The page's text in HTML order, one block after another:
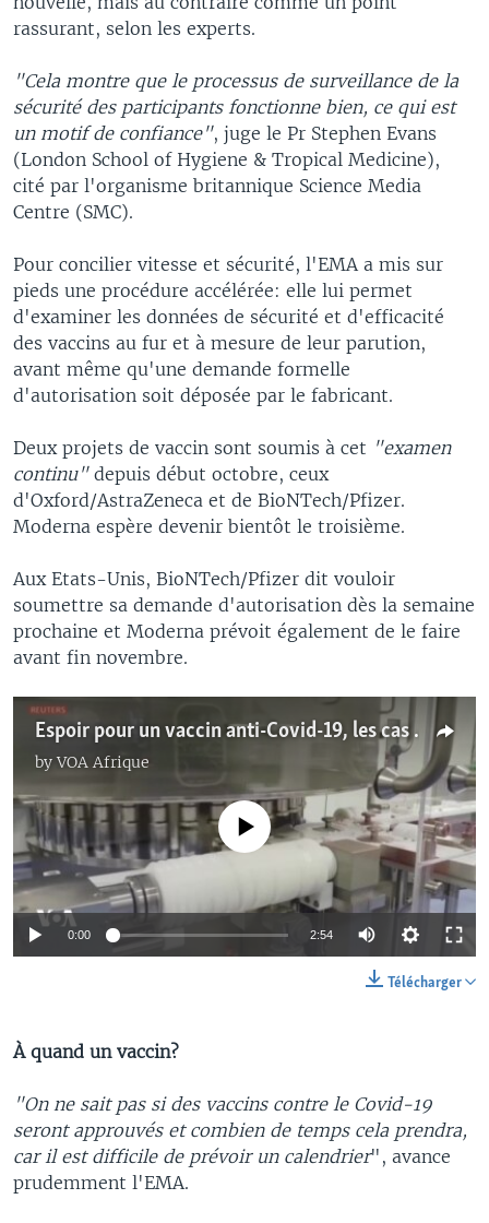
rassurant, selon les experts.
"Cela montre que le processus de surveillance de la
sécurité des participants fonctionne bien, ce qui est
un motif de confiance", juge le Pr Stephen Evans
(London School of Hygiene & Tropical Medicine),
cité par l'organisme britannique Science Media
Centre (SMC).
Pour concilier vitesse et sécurité, l'EMA a mis sur
pieds une procédure accélérée: elle lui permet
d'examiner les données de sécurité et d'efficacité
des vaccins au fur et à mesure de leur parution,
avant même qu'une demande formelle
d'autorisation soit déposée par le fabricant.
Deux projets de vaccin sont soumis à cet "examen
continu"depuis début octobre, ceux
d'Oxford/AstraZeneca et de BioNTech/Pfizer.
Moderna espère devenir bientôt le troisième.
Aux Etats-Unis, BioNTech/Pfizer dit vouloir
soumettre sa demande d'autorisation dès la semaine
prochaine et Moderna prévoit également de le faire
avant fin novembre.
Espoir pour un vaccin anti-Covid-19, les cas de coronavirus en hausse
byVOA Afrique
No media source currently available
0:00 2:54
Télécharger
À quand un vaccin?
"On ne sait pas si des vaccins contre le Covid-19
seront approuvés et combien de temps cela prendra,
car il est difficile de prévoir un calendrier", avance
prudemment l'EMA.